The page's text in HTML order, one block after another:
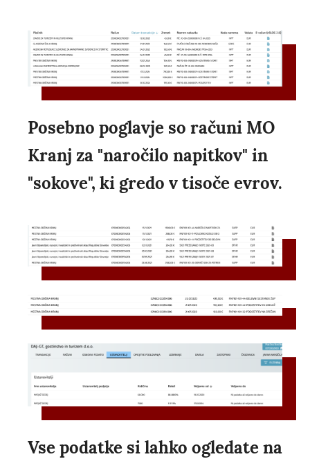
Posebno poglavje so računi MO
Kranj za "naročilo napitkov" in
"sokove", ki gredo v tisoče evrov.
Vse podatke si lahko ogledate na